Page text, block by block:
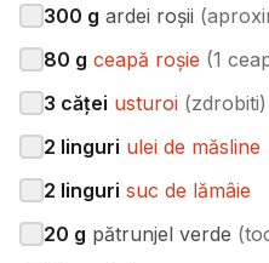
300 g ardei roșii (
80 g ceapă roșie (1
3 căței usturoi (zdrobiti)
2 linguri ulei de măsline
2 linguri suc de lămâie
20 g pătrunjel verde (